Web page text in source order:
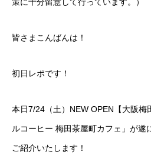
皆さまこんばんは！
初日レポです！
本日7/24（土）NEW OPEN【大阪梅
ルコーヒー 梅田茶屋町カフェ」が遂
ご紹介いたします！